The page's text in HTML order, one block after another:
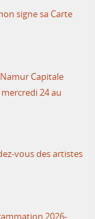
signe sa Carte
Capitale
24 au
vous des artistes